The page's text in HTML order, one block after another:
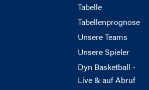
Tabelle
Tabellenprognose
Unsere Teams
Unsere Spieler
Dyn Basketball -
Live & auf Abruf